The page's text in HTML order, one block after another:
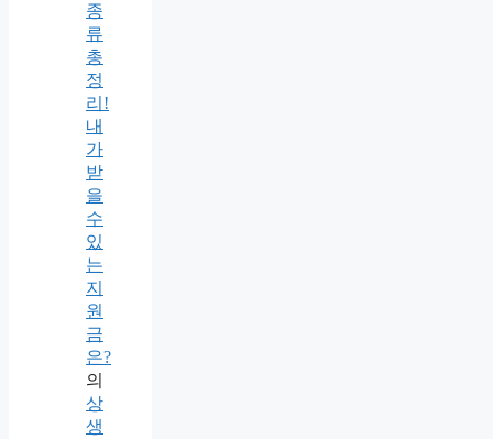
종
류
총
정
리!
내
가
받
을
수
있
는
지
원
금
은?
의
상
생